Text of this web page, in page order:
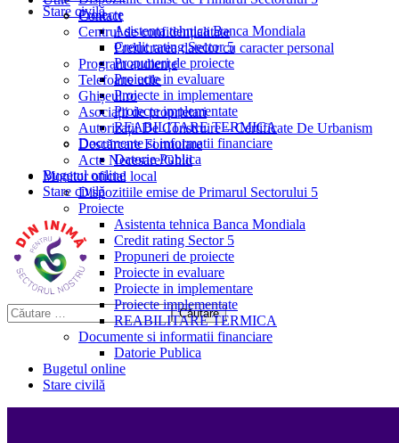
Stare civilă
Proiecte
Asistenta tehnica Banca Mondiala
Credit rating Sector 5
Propuneri de proiecte
Proiecte in evaluare
Proiecte in implementare
Proiecte implementate
REABILITARE TERMICA
Documente si informatii financiare
Datorie Publica
Bugetul online
Stare civilă
Contact
Centrul de confidențialitate
Prelucrarea datelor cu caracter personal
Program audiențe
Telefoane utile
Ghișeul.ro
Asociații de proprietari
Autorizații De Construire – Certificate De Urbanism
Descărcare Formulare
Acte Necesare/Ghid
Monitor oficial local
Dispozitiile emise de Primarul Sectorului 5
Proiecte
Asistenta tehnica Banca Mondiala
Credit rating Sector 5
Propuneri de proiecte
Proiecte in evaluare
Proiecte in implementare
Proiecte implementate
REABILITARE TERMICA
Documente si informatii financiare
Datorie Publica
Bugetul online
Stare civilă